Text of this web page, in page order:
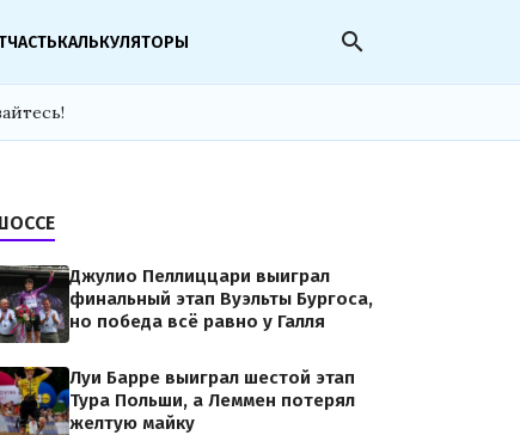
КАЛЬКУЛЯТОРЫ search
Джулио Пеллиццари выиграл
финальный этап Вуэльты Бургоса,
но победа всё равно у Галля
Луи Барре выиграл шестой этап
Тура Польши, а Леммен потерял
желтую майку